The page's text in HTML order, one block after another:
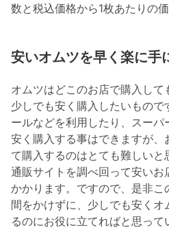
数と税込価格から1枚あたりの
安いオムツを早く楽に手
オムツはどこのお店で購入し
少しでも安く購入したいもの
ールなどを利用したり、スー
安く購入する事はできますが、
て購入するのはとても難しい
通販サイトを調べ回って安い
かかります。ですので、是非
間をかけずに、少しでも安くオ
るのにお役に立てればと思って